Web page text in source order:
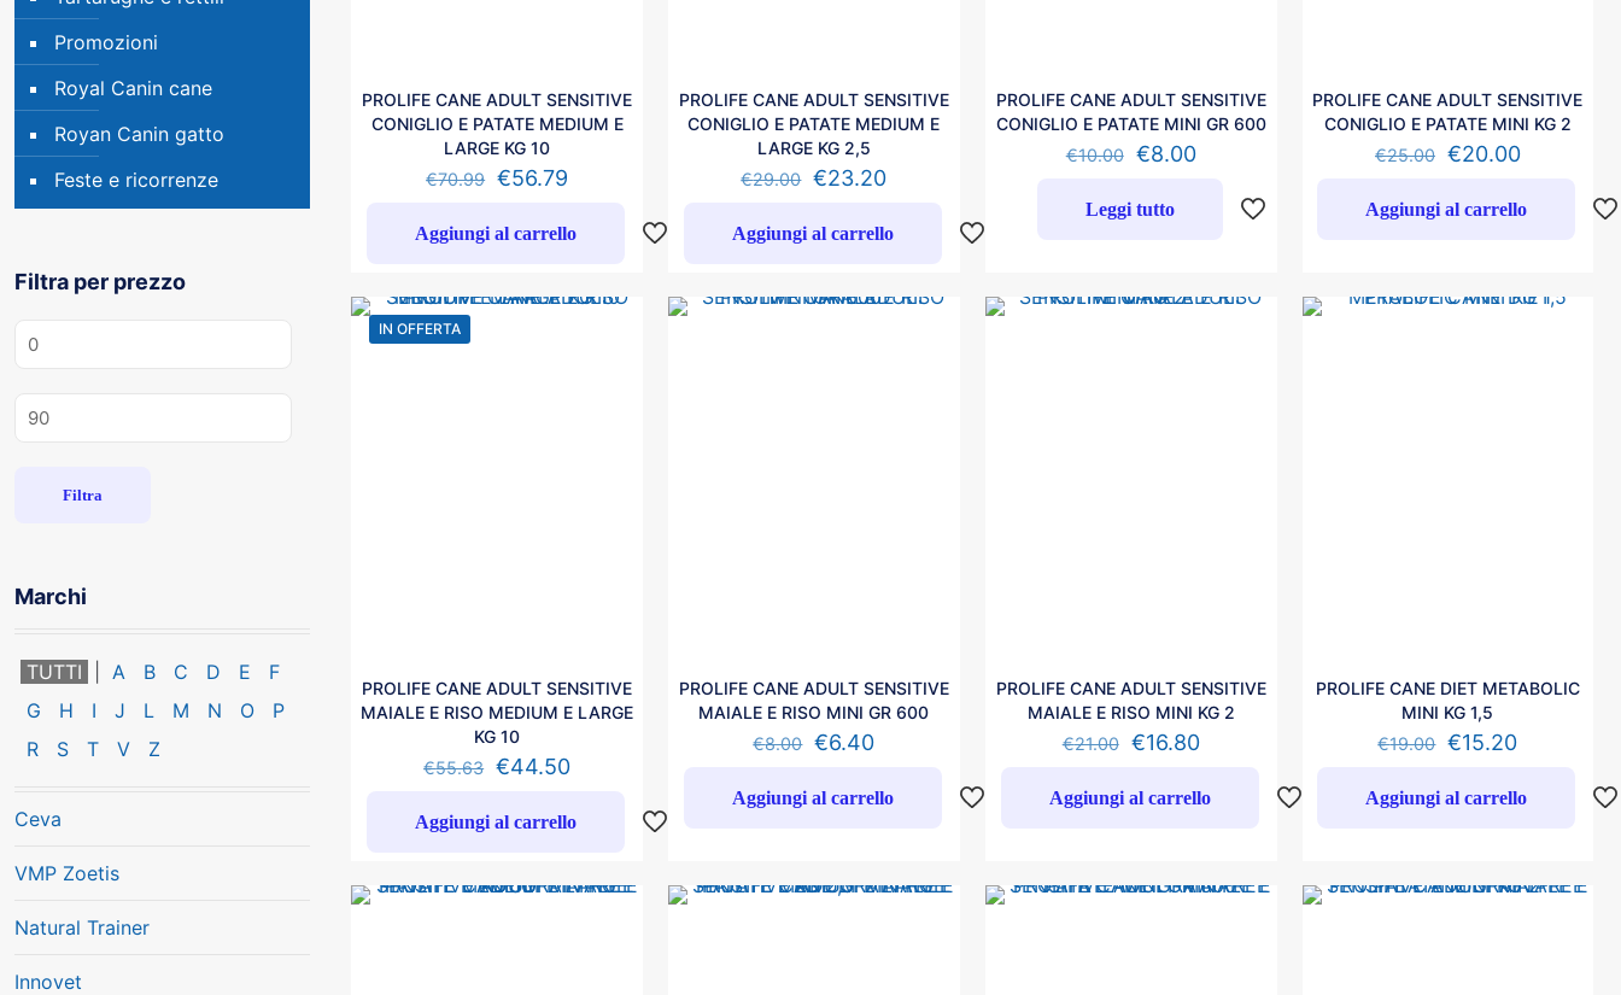
Promozioni
Royal Canin cane
Royan Canin gatto
Feste e ricorrenze
Filtra per prezzo
Min
Max
Filtra
Marchi
TUTTI A B C D E
F
G
H I J L M N O
P
R
S T V Z
Ceva
VMP Zoetis
Natural Trainer
Innovet
PROLIFE CANE ADULT SENSITIVE
CONIGLIO E PATATE MEDIUM E
LARGE KG 10
€70.99 €56.79
Aggiungi al carrello
PROLIFE CANE ADULT SENSITIVE
CONIGLIO E PATATE MEDIUM E
LARGE KG 2,5
€29.00 €23.20
Aggiungi al carrello
PROLIFE CANE ADULT SENSITIVE
CONIGLIO E PATATE MINI GR 600
€10.00 €8.00
Leggi tutto
PROLIFE CANE ADULT SENSITIVE
CONIGLIO E PATATE MINI KG 2
€25.00 €20.00
Aggiungi al carrello
IN OFFERTA
PROLIFE CANE ADULT SENSITIVE
MAIALE E RISO MEDIUM E LARGE
KG 10
€55.63 €44.50
Aggiungi al carrello
PROLIFE CANE ADULT SENSITIVE
MAIALE E RISO MINI GR 600
€8.00 €6.40
Aggiungi al carrello
PROLIFE CANE ADULT SENSITIVE
MAIALE E RISO MINI KG 2
€21.00 €16.80
Aggiungi al carrello
PROLIFE CANE DIET METABOLIC
MINI KG 1,5
€19.00 €15.20
Aggiungi al carrello